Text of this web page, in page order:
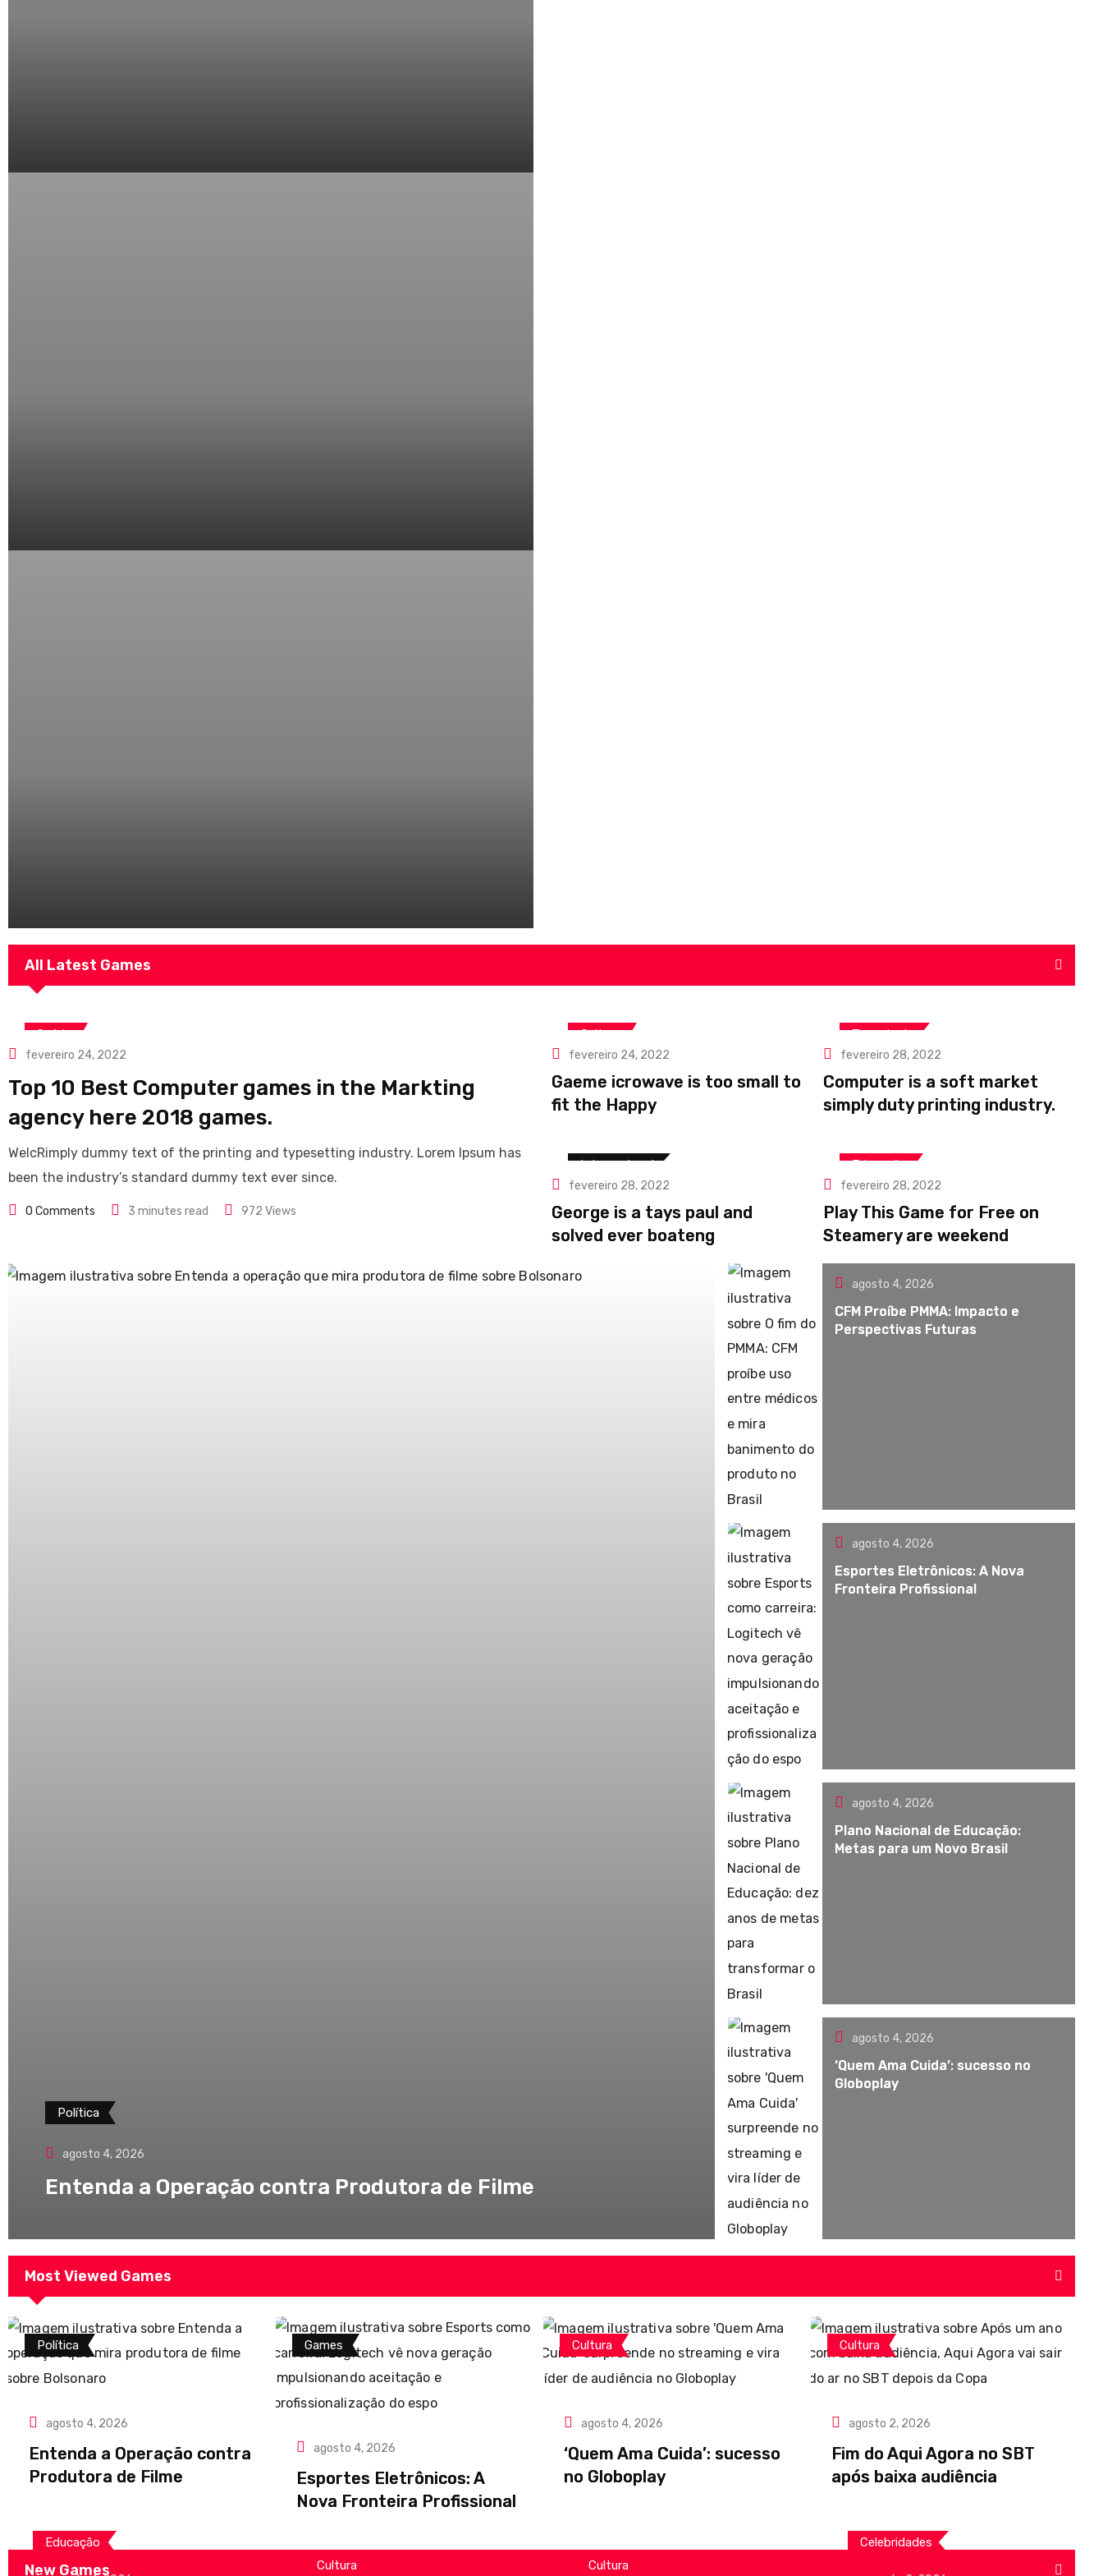
All Latest Games
Saúde
fevereiro 24, 2022
Top 10 Best Computer games in the Markting
agency here 2018 games.
WelcRimply dummy text of the printing and typesetting industry. Lorem Ipsum has
been the industry’s standard dummy text ever since.
0 Comments 3 minutes read 972 Views
Cultura
fevereiro 24, 2022
Gaeme icrowave is too small to
fit the Happy
Tecnologia
fevereiro 28, 2022
Computer is a soft market
simply duty printing industry.
Internacional
fevereiro 28, 2022
George is a tays paul and
solved ever boateng
Educação
fevereiro 28, 2022
Play This Game for Free on
Steamery are weekend
Política
agosto 4, 2026
Entenda a Operação contra Produtora de Filme
agosto 4, 2026
CFM Proíbe PMMA: Impacto e
Perspectivas Futuras
agosto 4, 2026
Esportes Eletrônicos: A Nova
Fronteira Profissional
agosto 4, 2026
Plano Nacional de Educação:
Metas para um Novo Brasil
agosto 4, 2026
‘Quem Ama Cuida’: sucesso no
Globoplay
Most Viewed Games
Política
agosto 4, 2026
Entenda a Operação contra
Produtora de Filme
Games
agosto 4, 2026
Esportes Eletrônicos: A
Nova Fronteira Profissional
Cultura
agosto 4, 2026
‘Quem Ama Cuida’: sucesso
no Globoplay
Cultura
agosto 2, 2026
Fim do Aqui Agora no SBT
após baixa audiência
New Games
Educação
Cultura Cultura
Celebridades